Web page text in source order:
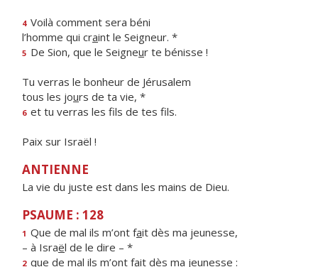
4 Voilà comment sera béni
l’homme qui craint le Seigneur. *
5 De Sion, que le Seigneur te bénisse !
Tu verras le bonheur de Jérusalem
tous les jours de ta vie, *
6 et tu verras les fls de tes fils.
Paix sur Israël !
ANTIENNE
La vie du juste est dans les mains de Dieu.
PSAUME : 128
1 Que de mal ils m’ont fait dès ma jeunesse,
– à Israël de le dire – *
2 que de mal ils m’ont fait dès ma jeunesse :